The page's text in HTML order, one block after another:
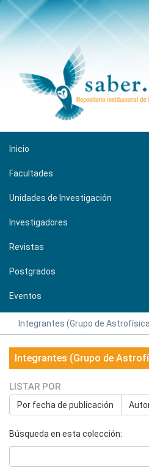
Inicio
Facultades
Unidades de Investigación
Investigadores
Revistas
Postgrados
Eventos
Integrantes (Grupo de
Integrantes (Grupo de
LISTAR POR
Por fecha de publicación
Búsqueda en esta colección: